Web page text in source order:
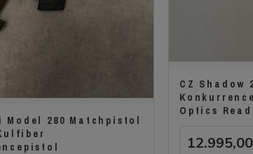
Model 280 Matchpistol
CZ Shadow
Optics
12.995,00